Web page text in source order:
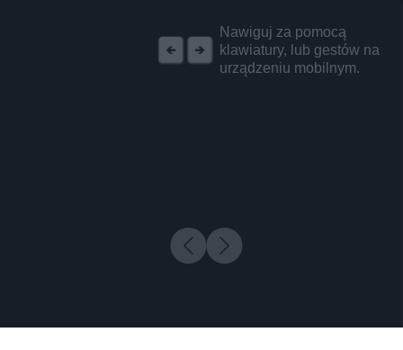
Nawiguj za pomocą
klawiatury, lub gestów na
urządzeniu mobilnym.